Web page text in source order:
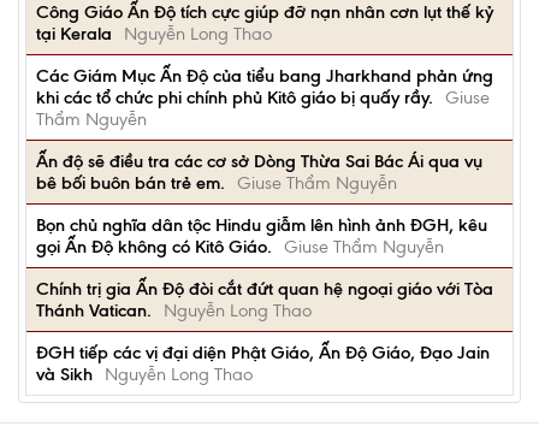
Công Giáo Ấn Độ tích cực giúp đỡ nạn nhân cơn lụt thế kỷ
tại Kerala
Nguyễn Long Thao
Các Giám Mục Ấn Độ của tiểu bang Jharkhand phản ứng
khi các tổ chức phi chính phủ Kitô giáo bị quấy rầy.
Giuse
Thẩm Nguyễn
Ấn độ sẽ điều tra các cơ sở Dòng Thừa Sai Bác Ái qua vụ
bê bối buôn bán trẻ em.
Giuse Thẩm Nguyễn
Bọn chủ nghĩa dân tộc Hindu giẫm lên hình ảnh ĐGH, kêu
gọi Ấn Độ không có Kitô Giáo.
Giuse Thẩm Nguyễn
Chính trị gia Ấn Độ đòi cắt đứt quan hệ ngoại giáo với Tòa
Thánh Vatican.
Nguyễn Long Thao
ĐGH tiếp các vị đại diện Phật Giáo, Ấn Độ Giáo, Đạo Jain
và Sikh
Nguyễn Long Thao